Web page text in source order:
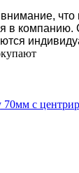
что
в компанию.
70мм с